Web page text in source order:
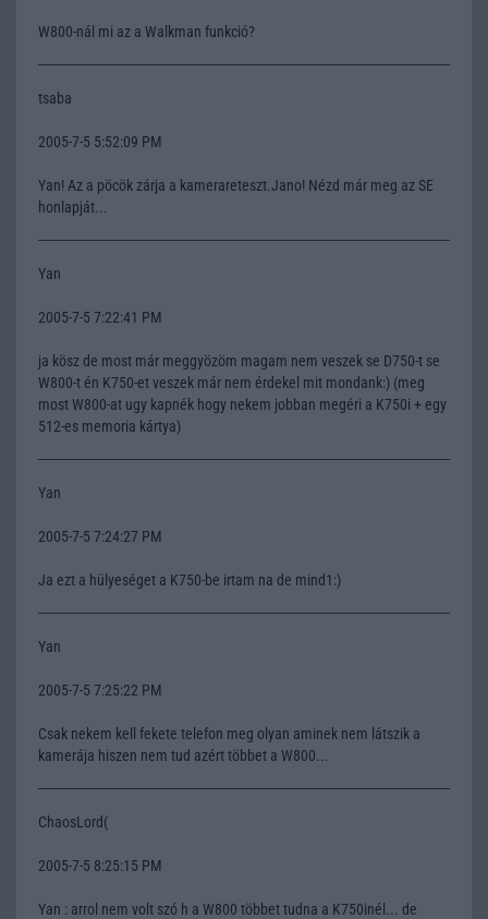
W800-nál mi az a Walkman funkció?
tsaba
2005-7-5 5:52:09 PM
Yan! Az a pöcök zárja a kamerareteszt.Jano! Nézd már meg az SE
honlapját...
Yan
2005-7-5 7:22:41 PM
ja kösz de most már meggyözöm magam nem veszek se D750-t se
W800-t én K750-et veszek már nem érdekel mit mondank:) (meg
most W800-at ugy kapnék hogy nekem jobban megéri a K750i + egy
512-es memoria kártya)
Yan
2005-7-5 7:24:27 PM
Ja ezt a hülyeséget a K750-be irtam na de mind1:)
Yan
2005-7-5 7:25:22 PM
Csak nekem kell fekete telefon meg olyan aminek nem látszik a
kamerája hiszen nem tud azért többet a W800...
ChaosLord(
2005-7-5 8:25:15 PM
Yan : arrol nem volt szó h a W800 többet tudna a K750inél... de